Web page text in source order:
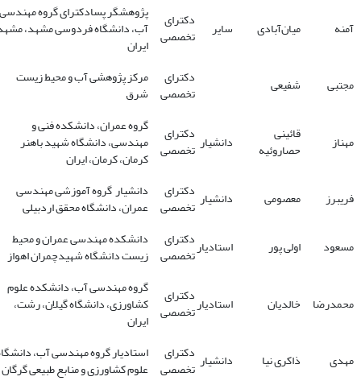
آمنه میان‌آبادی سایر دکترای
تخصصی
پژوهشگر پسادکترای گروه مهندسی
آب، دانشگاه فردوسی مشهد،
ایران
مجتبی
شفیعی دکترای
تخصصی
مرکز پژوهشی آب و محیط زیست
شرق
مهناز قائینی
حصاروئیه دانشیار دکترای
تخصصی
گروه عمران، دانشکده فنی و
مهندسی، دانشگاه شهید باهنر
کرمان، کرمان، ایران
فریبرز
معصومی دانشیار دکترای
تخصصی
دانشیار گروه آموزشی مهندسی
عمران، دانشگاه محقق اردبیلی
مسعود
اولی پور استادیاردکترای
تخصصی
دانشکده مهندسی عمران و محیط
زیست دانشگاه شهیدچمران اهواز
محمدرضا خالدیان استادیاردکترای
تخصصی
گروه مهندسی آب، دانشکده علوم
کشاورزی، دانشگاه گیلان، رشت،
ایران
مهدی
ذاکری نیا دانشیار دکترای
تخصصی
استادیار گروه مهندسی آب،
علوم کشاورزی و منابع طبیعی گرگان